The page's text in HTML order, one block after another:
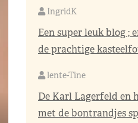
IngridK
Een super leuk blog ;
de prachtige
lente-Tine
De Karl Lagerfeld en
met de bontrandjes